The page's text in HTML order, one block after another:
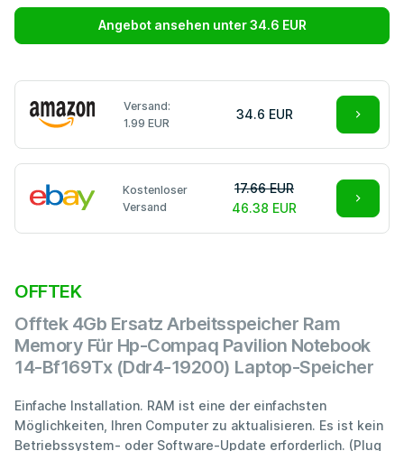
Angebot ansehen unter 34.6 EUR
Versand:
1.99 EUR
34.6 EUR
Kostenloser
Versand
17.66 EUR
46.38 EUR
OFFTEK
Offtek 4Gb Ersatz Arbeitsspeicher Ram
Memory Für Hp-Compaq Pavilion Notebook
14-Bf169Tx (Ddr4-19200) Laptop-Speicher
Einfache Installation. RAM ist eine der einfachsten
Möglichkeiten, Ihren Computer zu aktualisieren. Es ist kein
Betriebssystem- oder Software-Update erforderlich. (Plug